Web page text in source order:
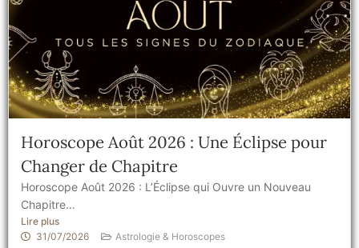
Horoscope Août 2026 : Une Éclipse pour
Changer de Chapitre
Horoscope Août 2026 : L’Éclipse qui Ouvre un Nouveau
Chapitre...
Lire plus
31/07/2026
Astrologie & Horoscopes